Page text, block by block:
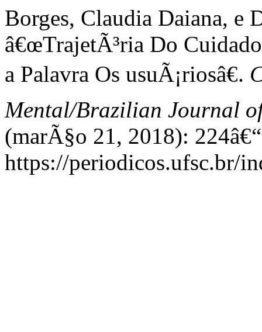
Borges, Claudia Daiana, e
â€œTrajetÃ³ria Do
a Palavra Os usuÃ¡riosâ€.
Mental/Brazilian Journal
(marÃ§o 21, 2018):
https://periodicos.ufsc.br/